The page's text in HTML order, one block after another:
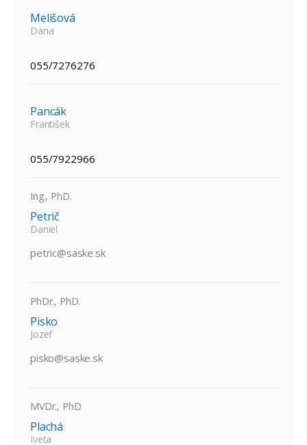
Melišová
Dana
055/7276276
Pancák
František
055/7922966
Ing., PhD.
Petrič
Daniel
petric@saske.sk
PhDr., PhD.
Pisko
Jozef
pisko@saske.sk
MVDr., PhD
Plachá
Iveta